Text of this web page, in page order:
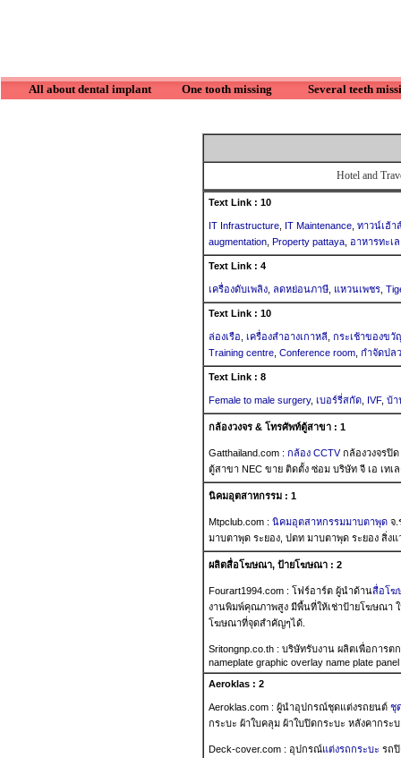
All about dental implant One tooth missing Several teeth
Hotel and
Text Link : 10
IT Infrastructure IT Maintenance ทาวน์เฮ้า
augmentation Property pattaya อาหารทะเล
Text Link : 4
เครื่องดับเพลิง ลดหย่อนภาษี แหวนเพชร
Text Link : 10
ล่องเรือ เครื่องสำอางเกาหลี กระเช้าของขวั
Training centre Conference room กำจัดปล
Text Link : 8
Female to male surgery, เบอร์รี่สกัด IVF, บ้า
กล้องวงจร & โทรศัพท์ตู้สาขา : 1
Gatthailand.com : กล้อง CCTVกล้องวงจรปิด
ตู้สาขา NEC ขาย ติดตั้ง ซ่อม บริษัท จี เอ เทเ
นิคมอุตสาหกรรม : 1
Mtpclub.com : นิคมอุตสาหกรรมมาบตาพุด จ.
มาบตาพุด ระยอง, ปตท มาบตาพุด ระยอง สิ่ง
ผลิตสื่อโฆษณา, ป้ายโฆษณา : 2
Fourart1994.com : โฟร์อาร์ต ผู้นำด้านสื่อโฆ
งานพิมพ์คุณภาพสูง มีพื้นที่ให้เช่าป้ายโฆษณา
โฆษณาที่จุดสำคัญๆได้.
Sritongnp.co.th : บริษัทรับงาน ผลิตเพื่อการต
nameplate graphic overlay name plate panel
Aeroklas : 2
Aeroklas.com : ผู้นำอุปกรณ์ชุดแต่งรถยนต์ ชุ
กระบะ ผ้าใบคลุม ผ้าใบปิดกระบะ หลังคากร
Deck-cover.com : อุปกรณ์แต่งรถกระบะ รถ